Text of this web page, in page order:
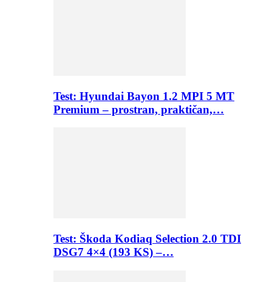
Test: Hyundai Bayon 1.2 MPI 5 MT
Premium – prostran, praktičan,…
Test: Škoda Kodiaq Selection 2.0 TDI
DSG7 4×4 (193 KS) –…